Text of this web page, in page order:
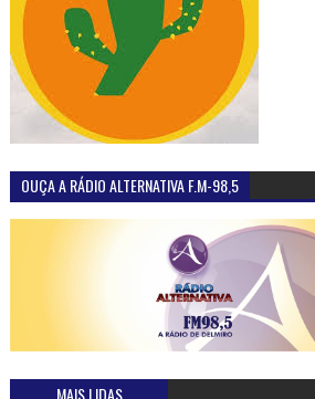
OUÇA A RÁDIO ALTERNATIVA F.M-98,5
MAIS LIDAS